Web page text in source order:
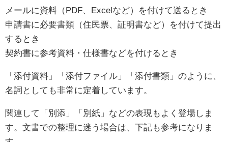
メールに資料（PDF、Excelなど）を付けて送るとき
申請書に必要書類（住民票、証明書など）を付けて提出
するとき
契約書に参考資料・仕様書などを付けるとき
「添付資料」「添付ファイル」「添付書類」のように、
名詞としても非常に定着しています。
関連して「別添」「別紙」などの表現もよく登場しま
す。文書での整理に迷う場合は、下記も参考になりま